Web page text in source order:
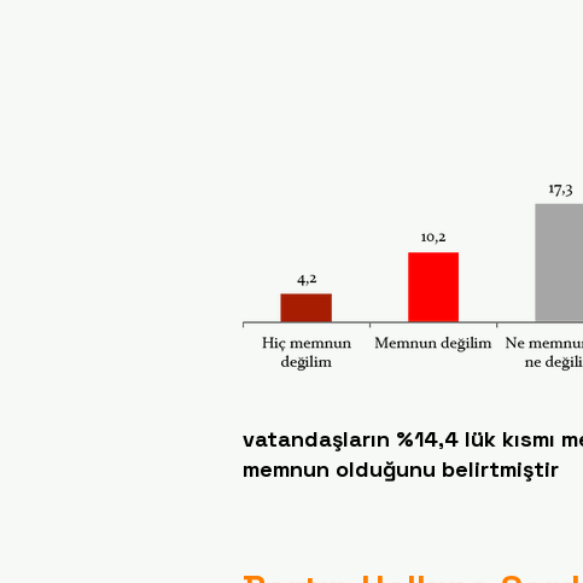
vatandaşların %14,4 lük kısmı
memnun olduğunu belirtmiştir